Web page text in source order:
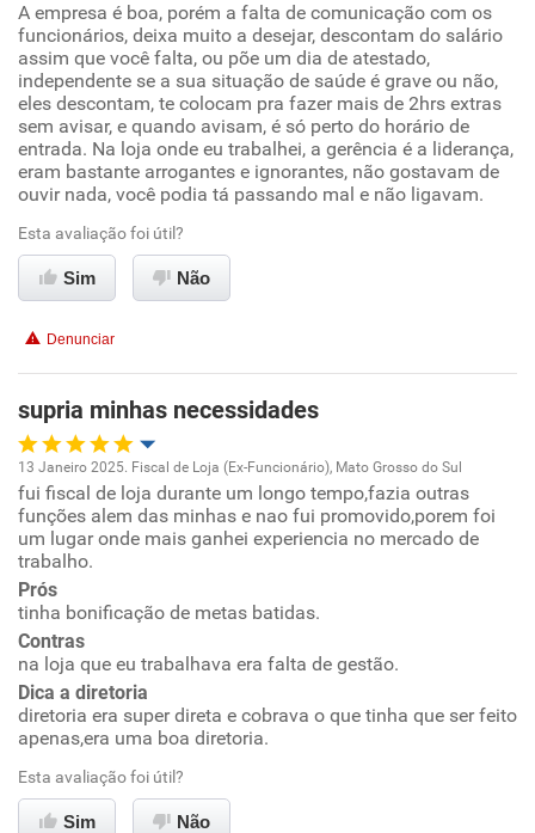
Oportunidade de promoção
Ambiente de trabalho
Conciliação com a vida familiar
Benefícios
Não recomenda esta empresa
Não recomenda a diretoria
A empresa é boa, porém a falta de comunicação com os
funcionários, deixa muito a desejar, descontam do salário
assim que você falta, ou põe um dia de atestado,
independente se a sua situação de saúde é grave ou não,
eles descontam, te colocam pra fazer mais de 2hrs extras
sem avisar, e quando avisam, é só perto do horário de
entrada. Na loja onde eu trabalhei, a gerência é a liderança,
eram bastante arrogantes e ignorantes, não gostavam de
ouvir nada, você podia tá passando mal e não ligavam.
Esta avaliação foi útil?
Sim Não
Denunciar
supria minhas necessidades
Oportunidade de promoção
Ambiente de trabalho
Conciliação com a vida familiar
Benefícios
Recomenda esta empresa
Recomenda a diretoria
13 Janeiro 2025. Fiscal de Loja (Ex-Funcionário), Mato Grosso do Sul
fui fiscal de loja durante um longo tempo,fazia outras
funções alem das minhas e nao fui promovido,porem foi
um lugar onde mais ganhei experiencia no mercado de
trabalho.
Prós
tinha bonificação de metas batidas.
Contras
na loja que eu trabalhava era falta de gestão.
Dica a diretoria
diretoria era super direta e cobrava o que tinha que ser feito
apenas,era uma boa diretoria.
Esta avaliação foi útil?
Sim Não